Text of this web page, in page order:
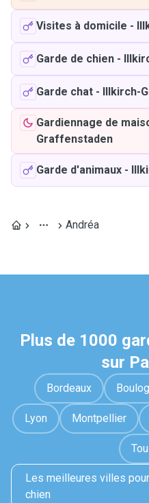
Visites à domicile -
Garde de chien -
Garde chat - Illkirch-
Gardiennage de
Graffenstaden
Garde d'animaux -
Andréa
Plus de 1000
sur
Bordeaux
Lyon Montpellier
Les meilleures villes
chien